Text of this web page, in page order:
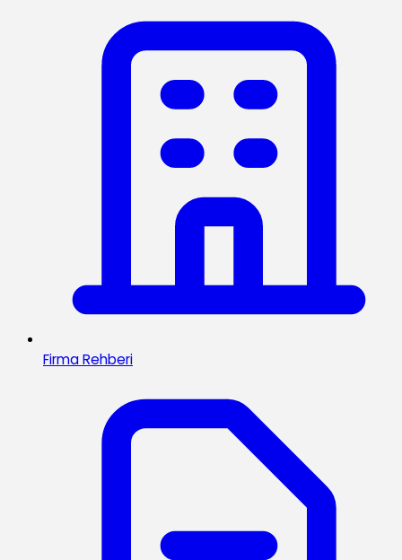
Firma Rehberi